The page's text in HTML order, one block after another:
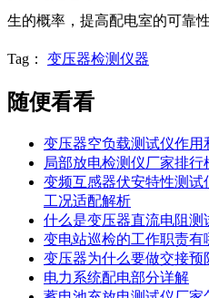
生的概率，提高配电室的可靠性
Tag： 变压器检测仪器
随便看看
变压器空负载测试仪作用
局部放电检测仪厂家排行
变频互感器伏安特性测试
工况适配解析
什么是变压器直流电阻测
变电站巡检的工作职责有
变压器为什么要做交接预
电力系统配电部分详解